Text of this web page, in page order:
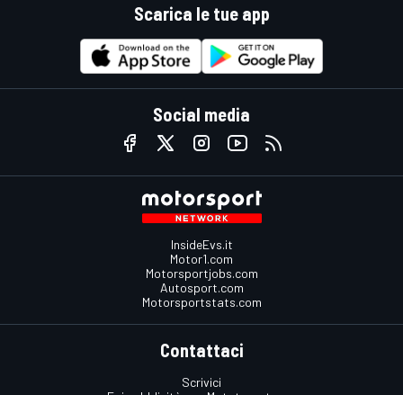
Scarica le tue app
Social media
InsideEvs.it
Motor1.com
Motorsportjobs.com
Autosport.com
Motorsportstats.com
Contattaci
Scrivici